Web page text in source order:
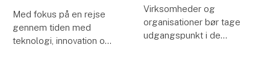
Med fokus på en rejse
gennem tiden med
teknologi, innovation og
Virksomheder og
organisationer bør tage
udgangspunkt i de